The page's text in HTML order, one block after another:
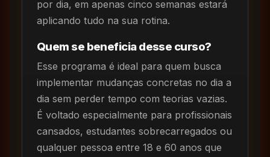
por dia, em apenas cinco semanas estará
aplicando tudo na sua rotina.
Quem se beneficia desse curso?
Esse programa é ideal para quem busca
implementar mudanças concretas no dia a
dia sem perder tempo com teorias vazias.
É voltado especialmente para profissionais
cansados, estudantes sobrecarregados ou
qualquer pessoa entre 18 e 60 anos que